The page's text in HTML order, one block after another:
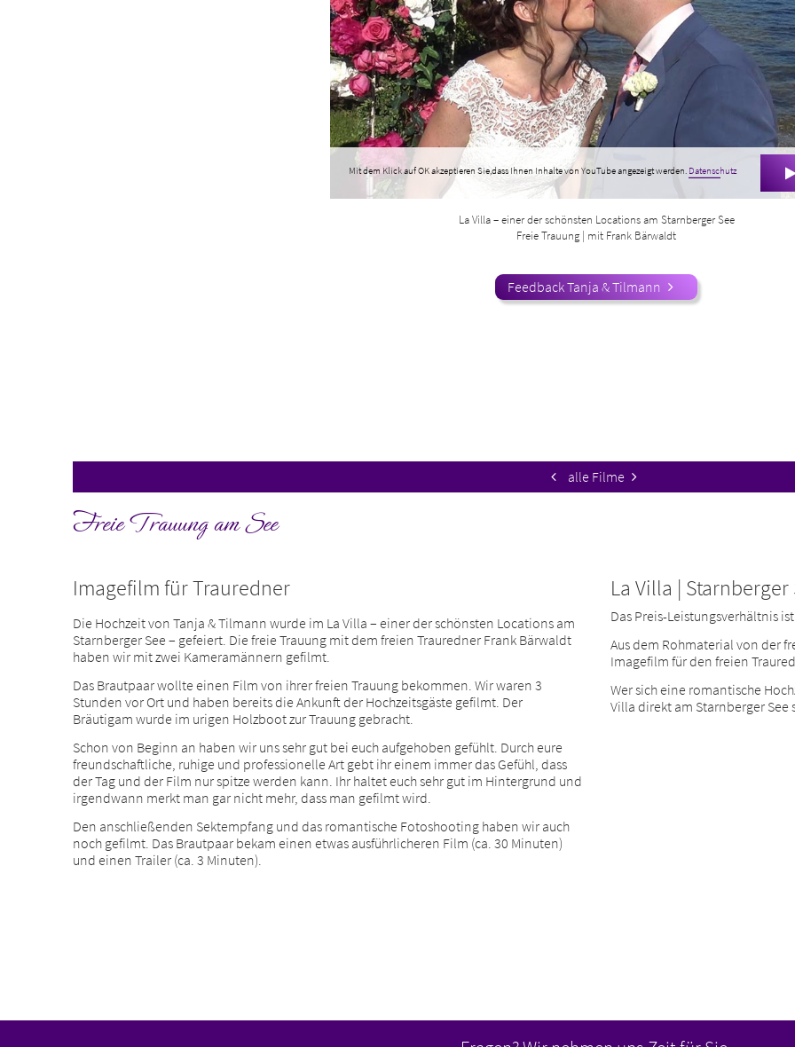
Mit dem Klick auf OK akzeptieren Sie,dass Ihnen Inhalte von YouTube angezeigt werden. Datenschutz
La Villa – einer der schönsten Locations am Starnberger See
Freie Trauung | mit Frank Bärwaldt
Feedback Tanja & Tilmann
alle Filme
Freie Trauung am See
Imagefilm für Trauredner
Die Hochzeit von Tanja & Tilmann wurde im La Villa – einer der schönsten Locations am
Starnberger See – gefeiert. Die freie Trauung mit dem freien Trauredner Frank Bärwaldt
haben wir mit zwei Kameramännern gefilmt.
Das Brautpaar wollte einen Film von ihrer freien Trauung bekommen. Wir waren 3
Stunden vor Ort und haben bereits die Ankunft der Hochzeitsgäste gefilmt. Der
Bräutigam wurde im urigen Holzboot zur Trauung gebracht.
Schon von Beginn an haben wir uns sehr gut bei euch aufgehoben gefühlt. Durch eure
freundschaftliche, ruhige und professionelle Art gebt ihr einem immer das Gefühl, dass
der Tag und der Film nur spitze werden kann. Ihr haltet euch sehr gut im Hintergrund und
irgendwann merkt man gar nicht mehr, dass man gefilmt wird.
Den anschließenden Sektempfang und das romantische Fotoshooting haben wir auch
noch gefilmt. Das Brautpaar bekam einen etwas ausführlicheren Film (ca. 30 Minuten)
und einen Trailer (ca. 3 Minuten).
La Villa | Starnberger
Das Preis-Leistungsverhältnis
Aus dem Rohmaterial von der
Imagefilm für den freien
Wer sich eine romantische
Villa direkt am Starnberger See